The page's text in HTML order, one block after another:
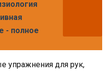
- полное
упражнения для рук,